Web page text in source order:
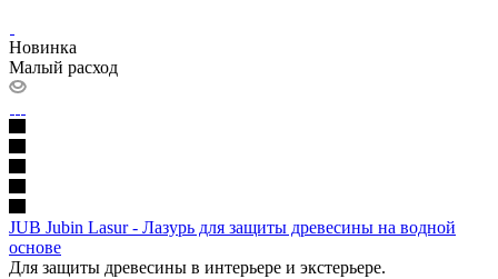
Новинка
Малый расход
JUB Jubin Lasur - Лазурь для защиты древесины на водной
основе
Для защиты древесины в интерьере и экстерьере.